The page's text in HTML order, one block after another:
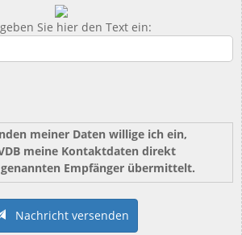
Sie hier den Text ein:
meiner Daten willige ich ein,
meine Kontaktdaten direkt
Empfänger übermittelt.
Nachricht versenden